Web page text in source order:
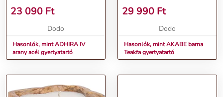
23 090 Ft
Dodo
Hasonlók, mint ADHIRA IV
arany acél gyertyatartó
29 990 Ft
Dodo
Hasonlók, mint AKABE barna
Teakfa gyertyatartó